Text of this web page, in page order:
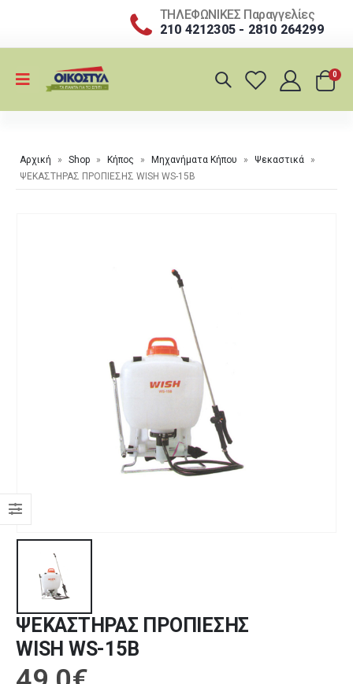
ΤΗΛΕΦΩΝΙΚΕΣ Παραγγελίες
210 4212305 - 2810 264299
0
Αρχική » Shop » Κήπος » Μηχανήματα Κήπου » Ψεκαστικά
»
ΨΕΚΑΣΤΗΡΑΣ ΠΡΟΠΙΕΣΗΣ WISH WS-15Β
ΨΕΚΑΣΤΗΡΑΣ ΠΡΟΠΙΕΣΗΣ
WISH WS-15Β